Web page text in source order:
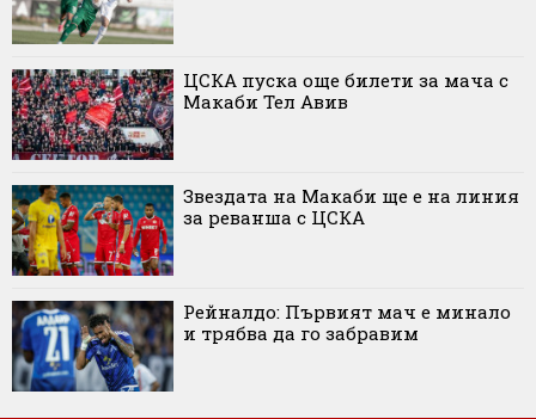
ЦСКА пуска още билети за мача с
Макаби Тел Авив
Звездата на Макаби ще е на линия
за реванша с ЦСКА
Рейналдо: Първият мач е минало
и трябва да го забравим